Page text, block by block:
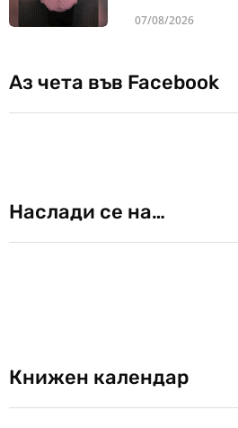
07/08/2026
Аз чета във Facebook
Наслади се на…
Книжен календар